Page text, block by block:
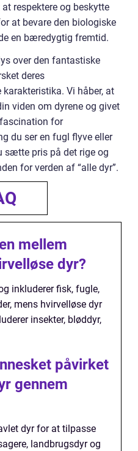
respektere og beskytte
at bevare den biologiske
en bæredygtig fremtid.
over den fantastiske
deres
Vi håber, at
viden om dyrene og givet
for
du ser en fugl flyve eller
sætte pris på det rige og
for verden af “alle dyr”.
mellem
dyr?
inkluderer fisk, fugle,
mens hvirvelløse dyr
insekter, bløddyr,
påvirket
gennem
dyr for at tilpasse
landbrugsdyr og